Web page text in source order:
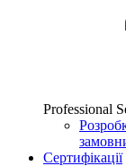
Professional
Сертифікації